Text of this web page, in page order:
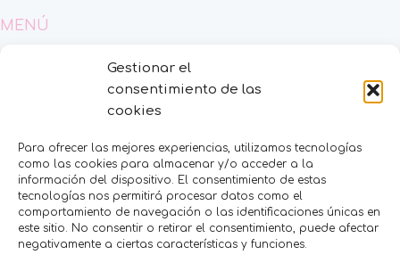
Gestionar el
consentimiento de las
cookies
Para ofrecer las mejores experiencias, utilizamos tecnologías
como las cookies para almacenar y/o acceder a la
información del dispositivo. El consentimiento de estas
tecnologías nos permitirá procesar datos como el
comportamiento de navegación o las identificaciones únicas en
este sitio. No consentir o retirar el consentimiento, puede afectar
negativamente a ciertas características y funciones.
MENÚ
Contacto
CATEGORÍAS
BAUTIZO
BODA
COMUNIÓN